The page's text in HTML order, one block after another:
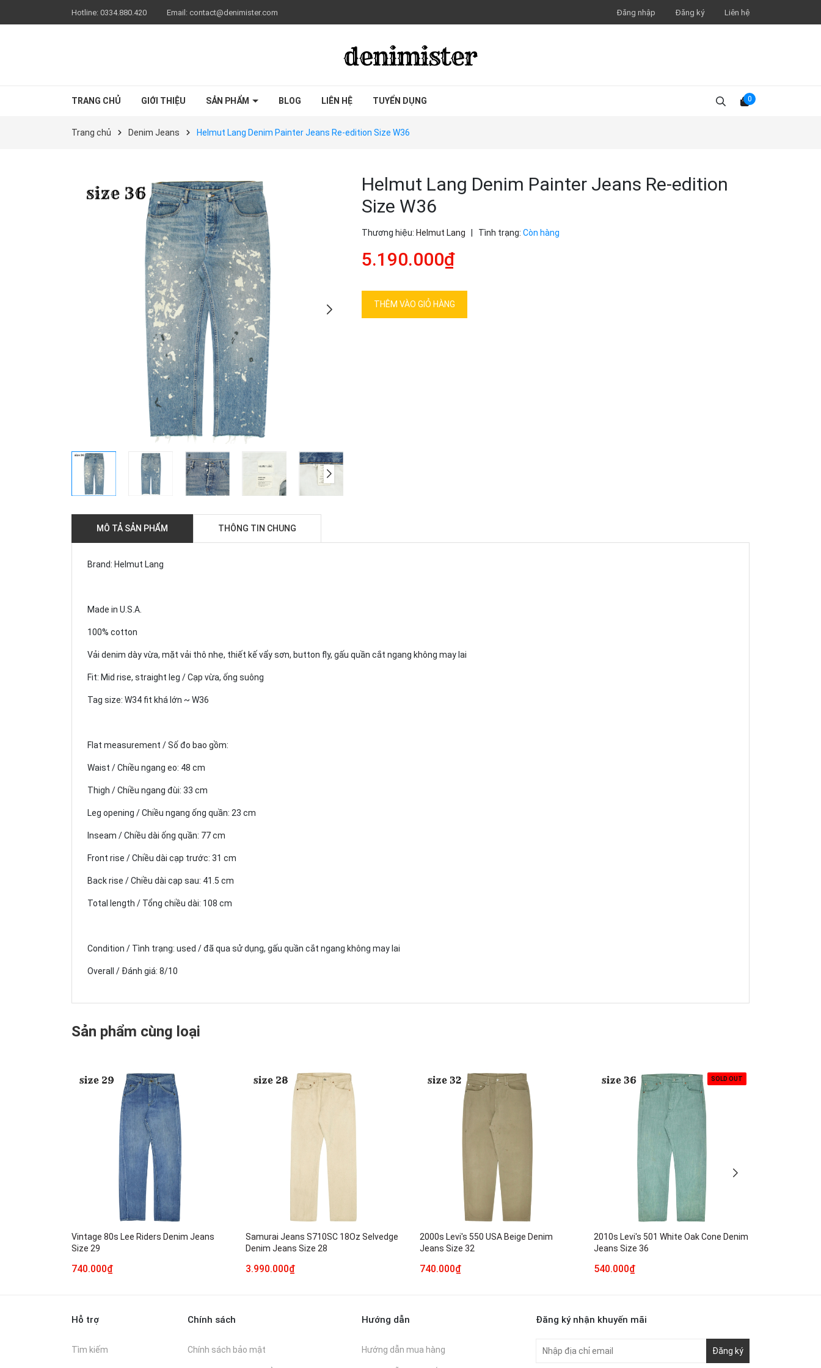
Hotline: 0334.880.420 Email: contact@denimister.com Đăng nhập Đăng ký Liên hệ
TRANG CHỦ GIỚI THIỆU SẢN PHẨM BLOG LIÊN HỆ TUYỂN DỤNG 0
Trang chủ Denim Jeans Helmut Lang Denim Painter Jeans Re-edition Size W36
Helmut Lang Denim Painter Jeans Re-edition
Size W36
Thương hiệu: Helmut Lang Tình trạng: Còn hàng
5.190.000₫
THÊM VÀO GIỎ HÀNG
MÔ TẢ SẢN PHẨM THÔNG TIN CHUNG
Brand: Helmut Lang
Made in U.S.A.
100% cotton
Vải denim dày vừa, mặt vải thô nhẹ, thiết kế vẩy sơn, button fly, gấu quần cắt ngang không may lai
Fit: Mid rise, straight leg / Cạp vừa, ống suông
Tag size: W34 fit khá lớn ~ W36
Flat measurement / Số đo bao gồm:
Waist / Chiều ngang eo: 48 cm
Thigh / Chiều ngang đùi: 33 cm
Leg opening / Chiều ngang ống quần: 23 cm
Inseam / Chiều dài ống quần: 77 cm
Front rise / Chiều dài cạp trước: 31 cm
Back rise / Chiều dài cạp sau: 41.5 cm
Total length / Tổng chiều dài: 108 cm
Condition / Tình trạng: used / đã qua sử dụng, gấu quần cắt ngang không may lai
Overall / Đánh giá: 8/10
Sản phẩm cùng loại
Vintage 80s Lee Riders Denim Jeans
Size 29
740.000₫
Samurai Jeans S710SC 18Oz Selvedge
Denim Jeans Size 28
3.990.000₫
2000s Levi's 550 USA Beige Denim
Jeans Size 32
740.000₫
SOLD OUT
2010s Levi's 501 White Oak Cone Denim
Jeans Size 36
540.000₫
Hỗ trợ
Tìm kiếm
Chính sách
Chính sách bảo mật
Hướng dẫn
Hướng dẫn mua hàng
Đăng ký nhận khuyến mãi
Đăng ký